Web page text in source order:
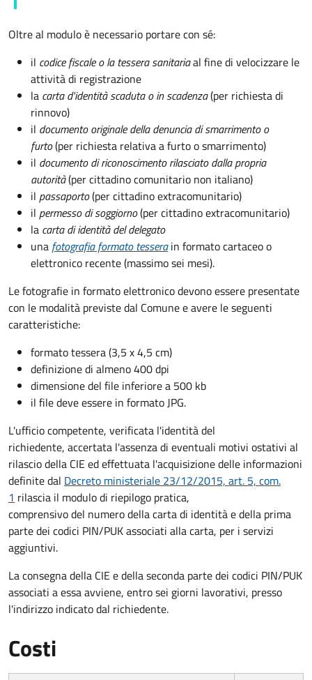
Oltre al modulo è necessario portare con sé:
il codice fiscale o la tessera sanitariaal fine di velocizzare le
attività di registrazione
la carta d'identità scaduta o in scadenza(per richiesta di
rinnovo)
il documento originale della denuncia di smarrimento o
furto(per richiesta relativa a furto o smarrimento)
il documento di riconoscimento rilasciato dalla propria
autorità(per cittadino comunitario non italiano)
il passaporto(per cittadino extracomunitario)
il permesso di soggiorno(per cittadino extracomunitario)
la carta di identità del delegato
una fotografia formato tessera in formato cartaceo o
elettronico recente (massimo sei mesi).
Le fotografie in formato elettronico devono essere presentate
con le modalità previste dal Comune e avere le seguenti
caratteristiche:
formato tessera (3,5 x 4,5 cm)
definizione di almeno 400 dpi
dimensione del file inferiore a 500 kb
il file deve essere in formato JPG.
L'ufficio competente, verificata l'identità del
richiedente, accertata l'assenza di eventuali motivi ostativi al
rilascio della CIE ed effettuata l'acquisizione delle informazioni
definite dal Decreto ministeriale 23/12/2015, art. 5, com.
1 rilascia il modulo di riepilogo pratica,
comprensivo del numero della carta di identità e della prima
parte dei codici PIN/PUK associati alla carta, per i servizi
aggiuntivi.
La consegna della CIE e della seconda parte dei codici PIN/PUK
associati a essa avviene, entro sei giorni lavorativi, presso
l'indirizzo indicato dal richiedente.
Costi